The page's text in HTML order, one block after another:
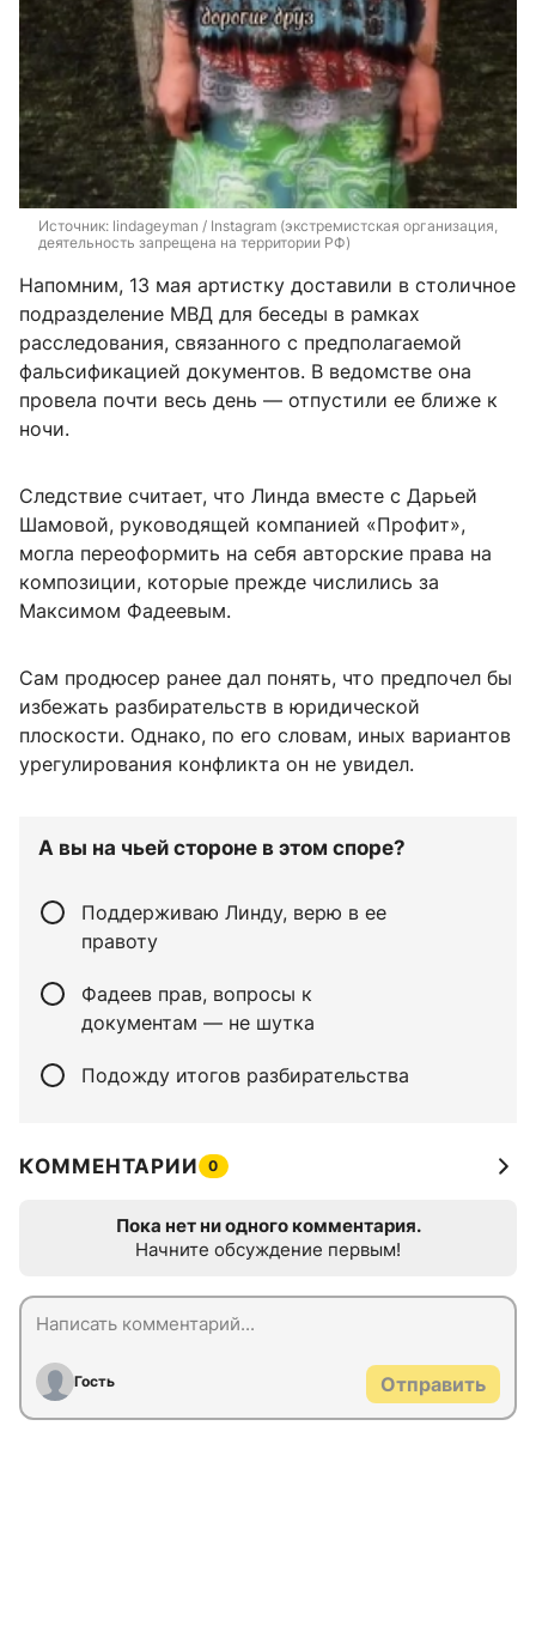
Источник: lindageyman / Instagram (экстремистская организация,
деятельность запрещена на территории РФ)
Напомним, 13 мая артистку доставили в столичное
подразделение МВД для беседы в рамках
расследования, связанного с предполагаемой
фальсификацией документов. В ведомстве она
провела почти весь день — отпустили ее ближе к
ночи.
Следствие считает, что Линда вместе с Дарьей
Шамовой, руководящей компанией «Профит»,
могла переоформить на себя авторские права на
композиции, которые прежде числились за
Максимом Фадеевым.
Сам продюсер ранее дал понять, что предпочел бы
избежать разбирательств в юридической
плоскости. Однако, по его словам, иных вариантов
урегулирования конфликта он не увидел.
А вы на чьей стороне в этом споре?
Поддерживаю Линду, верю в ее
правоту
Фадеев прав, вопросы к
документам — не шутка
Подожду итогов разбирательства
КОММЕНТАРИИ 0
Пока нет ни одного комментария.
Начните обсуждение первым!
Гость Отправить